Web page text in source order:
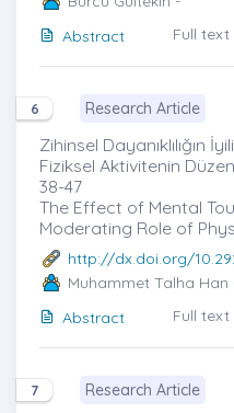
Abstract
Full text
6 Research Article
Zihinsel Dayanıklılığın
Fiziksel Aktivitenin
38-47
The Effect of Mental
Moderating Role of
http://dx.doi.org/
Muhammet Talha Han
Abstract
Full text
7 Research Article